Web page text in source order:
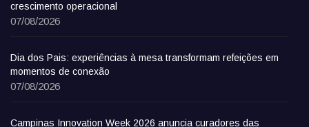
crescimento operacional
07/08/2026
Dia dos Pais: experiências à mesa transformam refeições em
momentos de conexão
07/08/2026
Campinas Innovation Week 2026 anuncia curadores das